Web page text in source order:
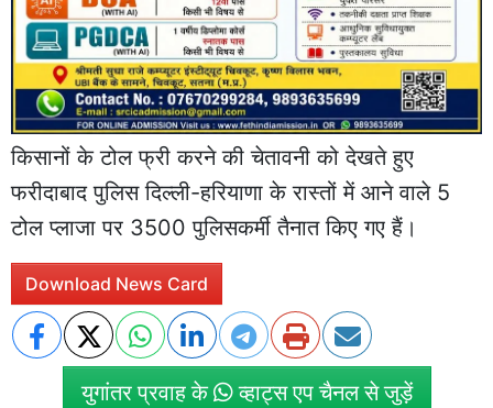
किसानों के टोल फ्री करने की चेतावनी को देखते हुए
फरीदाबाद पुलिस दिल्ली-हरियाणा के रास्तों में आने वाले 5
टोल प्लाजा पर 3500 पुलिसकर्मी तैनात किए गए हैं।
Download News Card
युगांतर प्रवाह के व्हाट्स एप चैनल से जुड़ें